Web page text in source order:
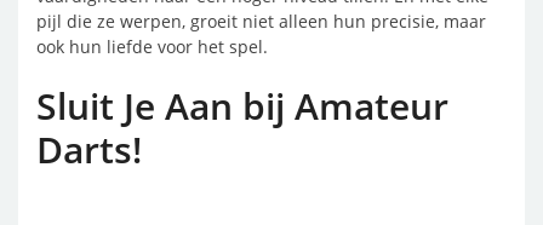
pijl die ze werpen, groeit niet alleen hun precisie, maar
ook hun liefde voor het spel.
Sluit Je Aan bij Amateur
Darts!